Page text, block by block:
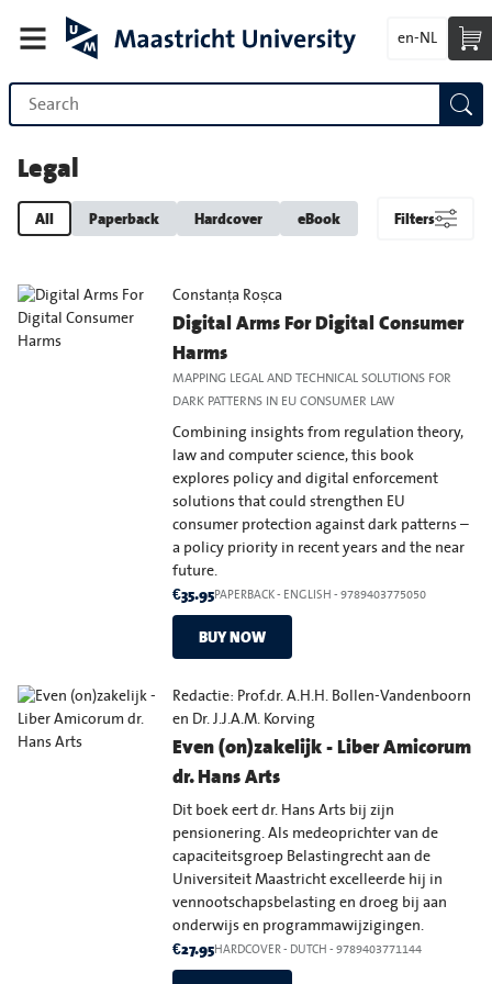
en-NL
Legal
All Paperback Hardcover eBook Filters
Constanța Roșca
Digital Arms For Digital Consumer
Harms
MAPPING LEGAL AND TECHNICAL SOLUTIONS FOR
DARK PATTERNS IN EU CONSUMER LAW
Combining insights from regulation theory,
law and computer science, this book
explores policy and digital enforcement
solutions that could strengthen EU
consumer protection against dark patterns –
a policy priority in recent years and the near
future.
€35.95PAPERBACK- ENGLISH - 9789403775050
BUY NOW
Redactie: Prof.dr. A.H.H. Bollen-Vandenboorn
en Dr. J.J.A.M. Korving
Even (on)zakelijk - Liber Amicorum
dr. Hans Arts
Dit boek eert dr. Hans Arts bij zijn
pensionering. Als medeoprichter van de
capaciteitsgroep Belastingrecht aan de
Universiteit Maastricht excelleerde hij in
vennootschapsbelasting en droeg bij aan
onderwijs en programmawijzigingen.
€27.95HARDCOVER- DUTCH - 9789403771144